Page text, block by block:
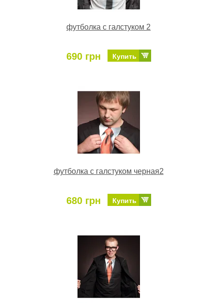
футболка с галстуком 2
690 грн Купить
футболка с галстуком черная2
680 грн Купить